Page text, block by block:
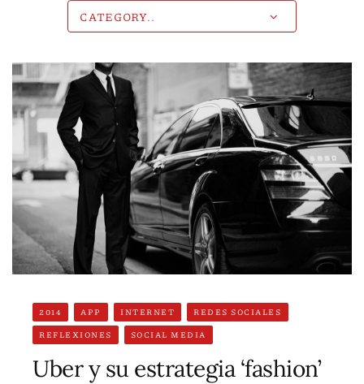
2014 APP INTERNET REDES SOCIALES
REFLEXIONES SOCIAL MEDIA
Uber y su estrategia ‘fashion’